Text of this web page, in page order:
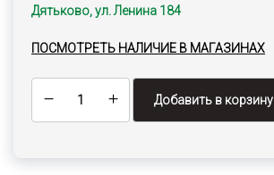
Дятьково, ул. Ленина 184
ПОСМОТРЕТЬ НАЛИЧИЕ В МАГАЗИНАХ
Добавить в корзину